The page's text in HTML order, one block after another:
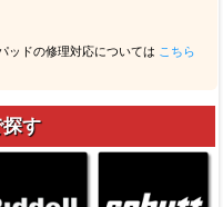
ッドの修理対応については こちら
す